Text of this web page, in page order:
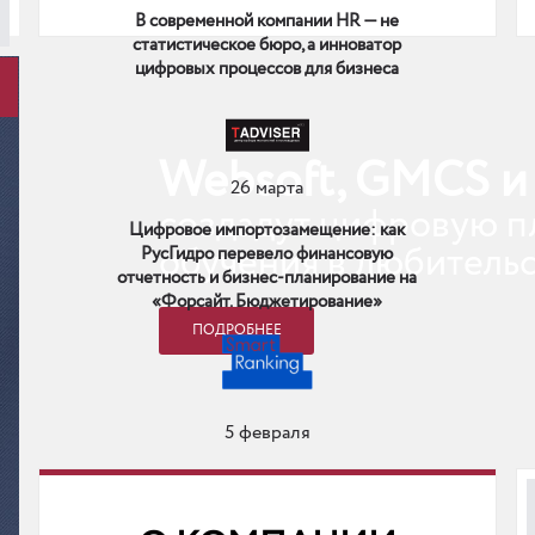
Websoft,
создадут цифровую
обучения в
ПОДРОБНЕЕ
В современной компании HR — не
статистическое бюро, а инноватор
цифровых процессов для бизнеса
26 марта
Цифровое импортозамещение: как
РусГидро перевело финансовую
отчетность и бизнес-планирование на
«Форсайт. Бюджетирование»
5 февраля
ИИ-стартапы получают финансирование